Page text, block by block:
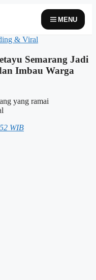
MENU
& Viral
Semarang Jadi
Imbau Warga
WIB